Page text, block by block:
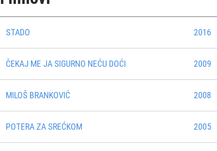
STADO 2016
ČEKAJ ME JA SIGURNO NEĆU DOĆI 2009
MILOŠ BRANKOVIĆ 2008
POTERA ZA SREĆKOM 2005